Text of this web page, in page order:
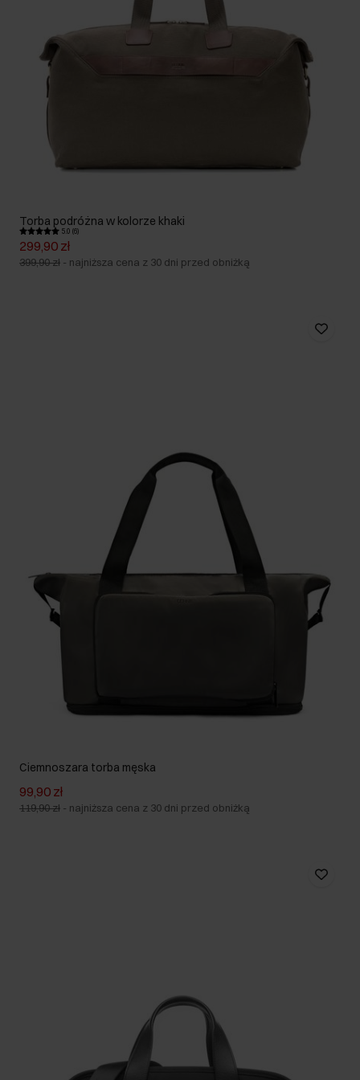
Torba podróżna w kolorze khaki
5.0 (6)
299,90 zł
399,90 zł - najniższa cena z 30 dni przed obniżką
Ciemnoszara torba męska
99,90 zł
119,90 zł - najniższa cena z 30 dni przed obniżką